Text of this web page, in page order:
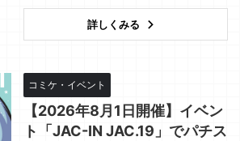
詳しくみる
コミケ・イベント
【2026年8月1日開催】イベン
ト「JAC-IN JAC.19」でパチス